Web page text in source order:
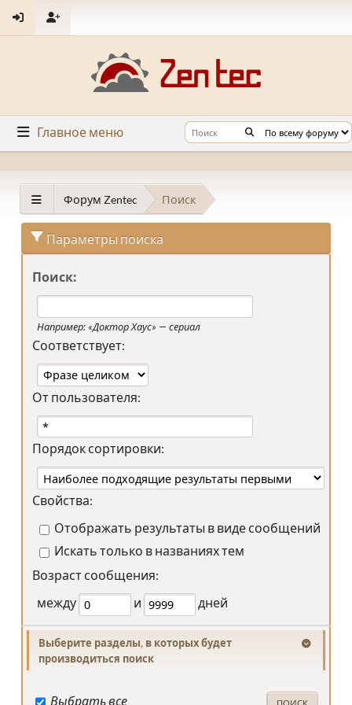
Главное меню
Форум Zentec Поиск
Параметры поиска
Поиск:
Например: «Доктор Хаус» — сериал
Соответствует:
От пользователя:
Порядок сортировки:
Свойства:
Отображать результаты в виде сообщений
Искать только в названиях тем
Возраст сообщения:
между
и дней
Выберите разделы, в которых будет
производиться поиск
Выбрать все